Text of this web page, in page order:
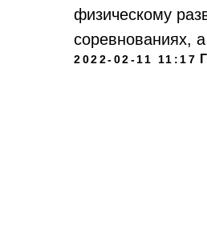
физическому
соревнованиях,
2022-02-11 11:17